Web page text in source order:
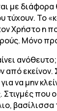
με
τύχουν.
Χρήστο η
Μόνο
για να μην
Στιγμές
βασίλισσα